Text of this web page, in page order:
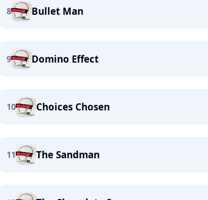
8 Bullet Man
9 Domino Effect
10 Choices Chosen
11 The Sandman